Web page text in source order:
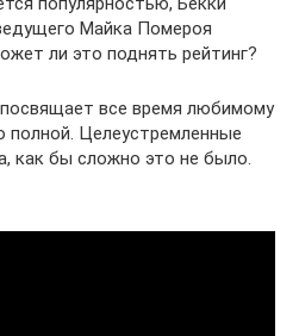
Майка Помероя
ли это поднять рейтинг?
все время любимому
полной. Целеустремленные
как бы сложно это не было.